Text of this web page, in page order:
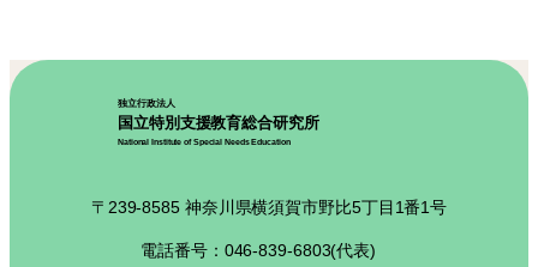
独立行政法人
国立特別支援教育総合研究所
National Institute of Special Needs Education
〒239-8585 神奈川県横須賀市野比5丁目1番1号
電話番号：046-839-6803(代表)